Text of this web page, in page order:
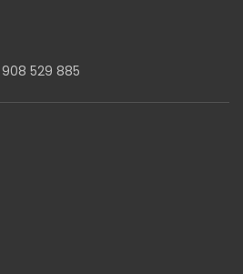
908 529 885